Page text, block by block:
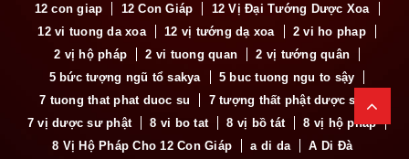
12 con giap 12 Con Giáp
12 Vị Đại Tướng Dược Xoa
12 vi tuong da xoa
12 vị tướng dạ xoa
2 vi ho phap
2 vị hộ pháp
2 vi tuong quan
2 vị tướng quân
5 bức tượng ngũ tổ sakya
5 buc tuong ngu to sậy
7 tuong that phat duoc su
7 tượng thất phật dược sư
7 vị dược sư phật
8 vi bo tat 8 vị bồ tát
8 vị hộ pháp
8 Vị Hộ Pháp Cho 12 Con Giáp
a di da A Di Đà